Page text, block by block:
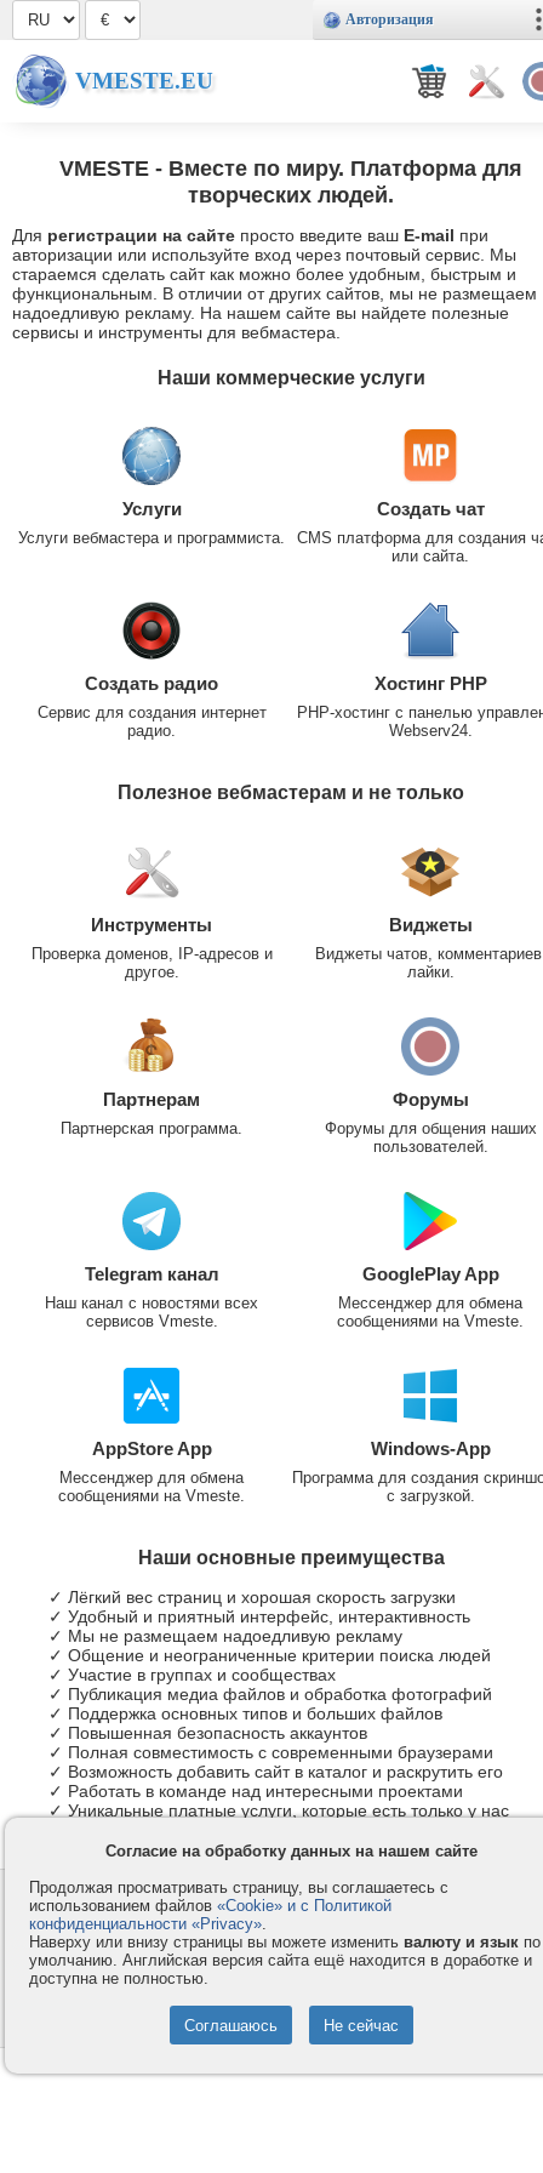
Авторизация
VMESTE.EU
VMESTE - Вместе по миру. Платформа для
творческих людей.
Для регистрации на сайте просто введите ваш E-mail при
авторизации или используйте вход через почтовый сервис. Мы
стараемся сделать сайт как можно более удобным, быстрым и
функциональным. В отличии от других сайтов, мы не размещаем
надоедливую рекламу. На нашем сайте вы найдете полезные
сервисы и инструменты для вебмастера.
Наши коммерческие услуги
Услуги
Услуги вебмастера и программиста.
Создать чат
CMS платформа для создания
или сайта.
Создать радио
Сервис для создания интернет
радио.
Хостинг PHP
PHP-хостинг с панелью
Webserv24.
Полезное вебмастерам и не только
Инструменты
Проверка доменов, IP-адресов и
другое.
Виджеты
Виджеты чатов,
лайки.
Партнерам
Партнерская программа.
Форумы
Форумы для общения наших
пользователей.
Telegram канал
Наш канал с новостями всех
сервисов Vmeste.
GooglePlay App
Мессенджер для обмена
сообщениями на Vmeste.
AppStore App
Мессенджер для обмена
сообщениями на Vmeste.
Windows-App
Программа для создания
с загрузкой.
Наши основные преимущества
✓ Лёгкий вес страниц и хорошая скорость загрузки
✓ Удобный и приятный интерфейс, интерактивность
✓ Мы не размещаем надоедливую рекламу
✓ Общение и неограниченные критерии поиска людей
✓ Участие в группах и сообществах
✓ Публикация медиа файлов и обработка фотографий
✓ Поддержка основных типов и больших файлов
✓ Повышенная безопасность аккаунтов
✓ Полная совместимость с современными браузерами
✓ Возможность добавить сайт в каталог и раскрутить его
✓ Работать в команде над интересными проектами
✓ Уникальные платные услуги, которые есть только у нас
Контакты
Компания
Privacy и Cookie
Услуги
Как оплатить
Помощь
© 2008-2026
- Все права защищены.
Согласие на обработку данных на нашем сайте
Продолжая просматривать страницу, вы соглашаетесь с
использованием файлов «Cookie» и с Политикой
конфиденциальности «Privacy».
Наверху или внизу страницы вы можете изменить валюту и язык по
умолчанию. Английская версия сайта ещё находится в доработке и
доступна не полностью.